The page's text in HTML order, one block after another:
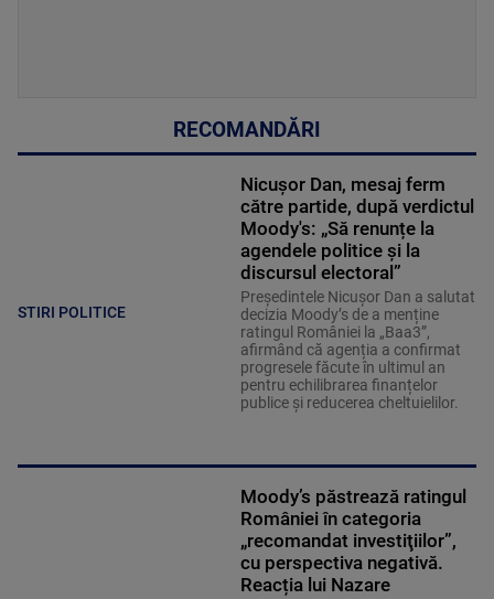
RECOMANDĂRI
STIRI POLITICE
Nicușor Dan, mesaj ferm
către partide, după verdictul
Moody's: „Să renunțe la
agendele politice şi la
discursul electoral”
Președintele Nicușor Dan a salutat
decizia Moody’s de a menține
ratingul României la „Baa3”,
afirmând că agenția a confirmat
progresele făcute în ultimul an
pentru echilibrarea finanțelor
publice și reducerea cheltuielilor.
Moody’s păstrează ratingul
României în categoria
„recomandat investiţiilor”,
cu perspectiva negativă.
Reacția lui Nazare